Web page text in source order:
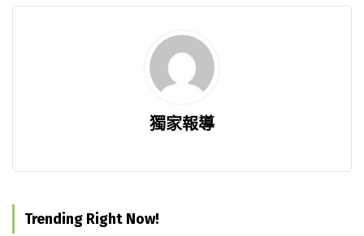
獨家報導
Trending Right Now!